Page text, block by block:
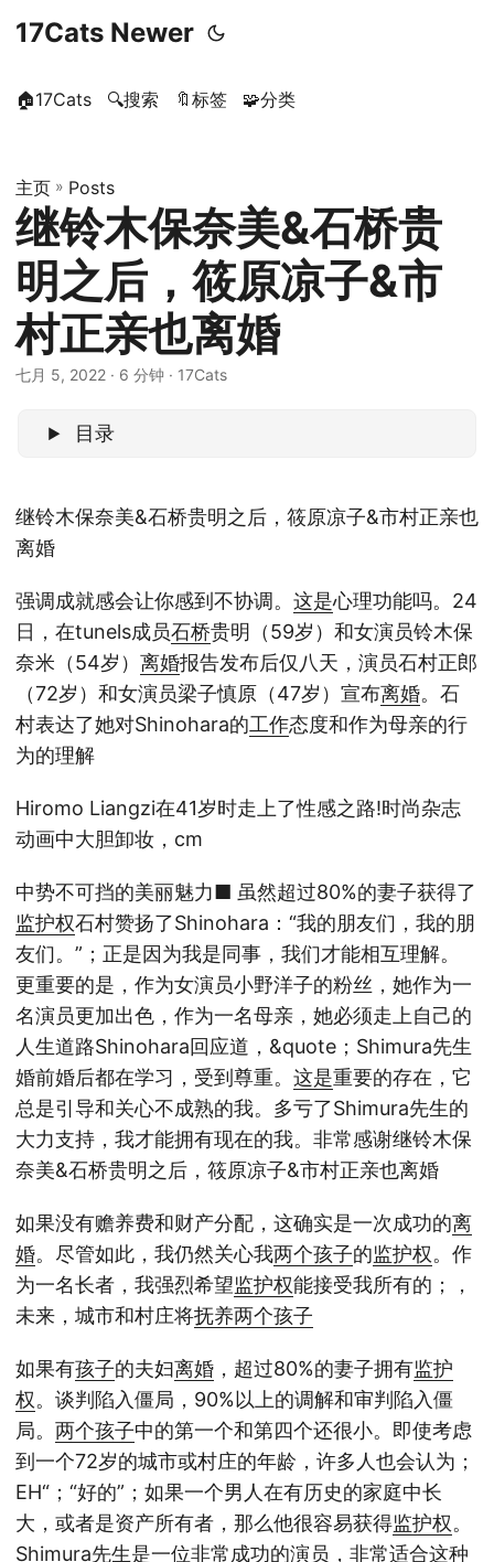
17Cats Newer
🏠17Cats 🔍搜索 🔖标签 🧩分类
主页 » Posts
继铃木保奈美&石桥贵
明之后，筱原凉子&市
村正亲也离婚
七月 5, 2022 · 6 分钟 · 17Cats
目录
继铃木保奈美&石桥贵明之后，筱原凉子&市村正亲也
离婚
强调成就感会让你感到不协调。 这是心理功能吗。24
日，在tunels成员石桥贵明（59岁）和女演员铃木保
奈米（54岁） 离婚报告发布后仅八天，演员石村正郎
（72岁）和女演员梁子慎原（47岁）宣布离婚。石
村表达了她对Shinohara的工作态度和作为母亲的行
为的理解
Hiromo Liangzi在41岁时走上了性感之路!时尚杂志
动画中大胆卸妆，cm
中势不可挡的美丽魅力■ 虽然超过80%的妻子获得了
监护权石村赞扬了Shinohara：“我的朋友们，我的朋
友们。”；正是因为我是同事，我们才能相互理解。
更重要的是，作为女演员小野洋子的粉丝，她作为一
名演员更加出色，作为一名母亲，她必须走上自己的
人生道路Shinohara回应道，&quote；Shimura先生
婚前婚后都在学习，受到尊重。 这是重要的存在，它
总是引导和关心不成熟的我。多亏了Shimura先生的
大力支持，我才能拥有现在的我。非常感谢继铃木保
奈美&石桥贵明之后，筱原凉子&市村正亲也离婚
如果没有赡养费和财产分配，这确实是一次成功的离
婚。尽管如此，我仍然关心我两个孩子的监护权。作
为一名长者，我强烈希望监护权能接受我所有的；，
未来，城市和村庄将抚养两个孩子
如果有孩子的夫妇离婚 ，超过80%的妻子拥有监护
权。谈判陷入僵局，90%以上的调解和审判陷入僵
局。 两个孩子中的第一个和第四个还很小。即使考虑
到一个72岁的城市或村庄的年龄，许多人也会认为；
EH“；“好的”；如果一个男人在有历史的家庭中长
大，或者是资产所有者，那么他很容易获得监护权。
Shimura先生是一位非常成功的演员，非常适合这种